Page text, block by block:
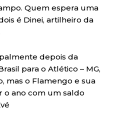
Quem espera uma
é Dinei, artilheiro da
depois da
para o Atlético – MG,
mas o Flamengo e sua
o ano com um saldo